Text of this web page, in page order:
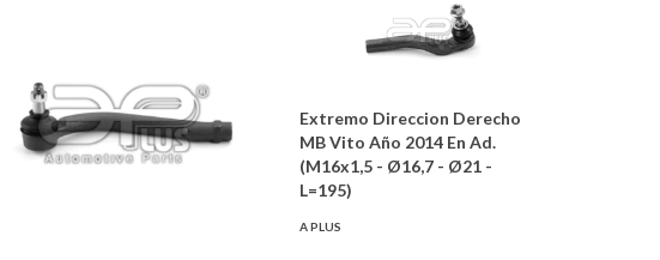
Extremo Direccion Derecho
MB Vito Año 2014 En Ad.
(M16x1,5 - Ø16,7 - Ø21 -
L=195)
A PLUS